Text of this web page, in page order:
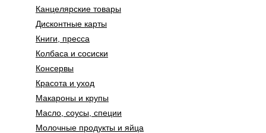
Канцелярские товары
Дисконтные карты
Книги, пресса
Колбаса и сосиски
Консервы
Красота и уход
Макароны и крупы
Масло, соусы, специи
Молочные продукты и яйца